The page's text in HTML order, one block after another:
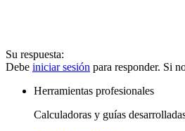
Su respuesta:
Debe iniciar sesión para responder. Si
Herramientas profesionales
Calculadoras y guías